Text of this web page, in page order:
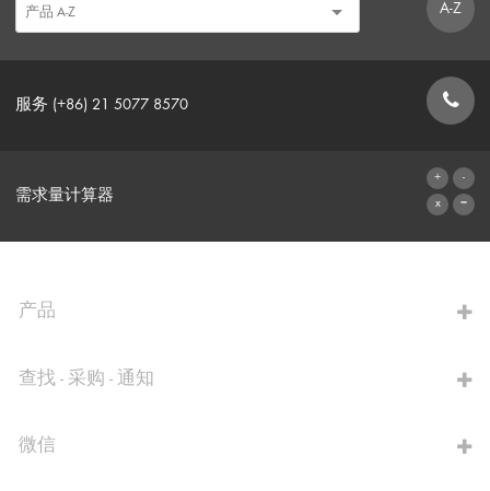
A-Z
服务 (+86) 21 5077 8570
需求量计算器
产品
查找 - 采购 - 通知
微信